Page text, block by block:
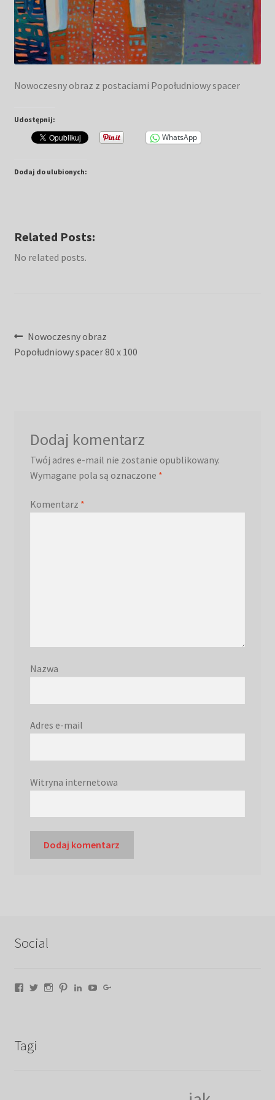
Nowoczesny obraz z postaciami Popołudniowy spacer
Udostępnij:
WhatsApp
Dodaj do ulubionych:
Related Posts:
No related posts.
Nawigacja
wpisu
Poprzedni
wpis:
Nowoczesny obraz
Popołudniowy spacer 80 x 100
Dodaj komentarz
Twój adres e-mail nie zostanie opublikowany.
Wymagane pola są oznaczone *
Komentarz *
Nazwa
Adres e-mail
Witryna internetowa
Social
Facebook
TwitterInstagram
PinterestLinkedIn
YouTube
Tagi